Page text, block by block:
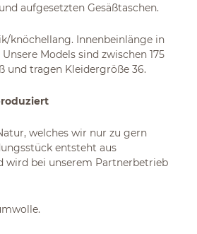
aufgesetzten Gesäßtaschen.
knöchellang. Innenbeinlänge in
Models sind zwischen 175
und tragen Kleidergröße 36.
welches wir nur zu gern
entsteht aus
wird bei unserem Partnerbetrieb